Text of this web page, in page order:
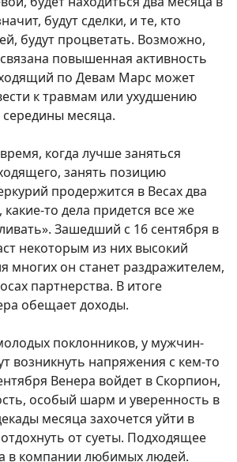
будут сделки, и те, кто
будут процветать. Возможно,
повышенная активность
по Девам Марс может
к травмам или ухудшению
месяца.
когда лучше заняться
занять позицию
продержится в Весах два
какие-то дела придется все же
Зашедший с 16 сентября в
некоторым из них высокий
многих он станет раздражителем,
партнерства. В итоге
обещает доходы.
поклонников, у мужчин-
возникнуть напряжения с кем-то
Венера войдет в Скорпион,
особый шарм и уверенность в
месяца захочется уйти в
от суеты. Подходящее
в компании любимых людей.